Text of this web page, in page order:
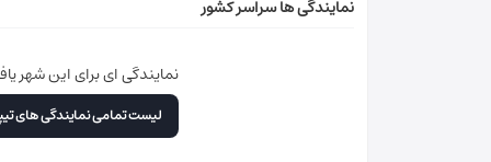
نمایندگی ها سراسر کشور
نمایندگی ای برای این شهر
لیست تمامی نمایندگی های